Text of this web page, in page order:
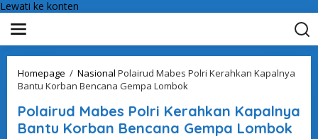
Lewati ke konten
Homepage / Nasional Polairud Mabes Polri Kerahkan Kapalnya
Bantu Korban Bencana Gempa Lombok
Polairud Mabes Polri Kerahkan Kapalnya
Bantu Korban Bencana Gempa Lombok